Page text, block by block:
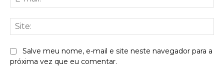
Salve meu nome, e-mail e site neste navegador para a
próxima vez que eu comentar.